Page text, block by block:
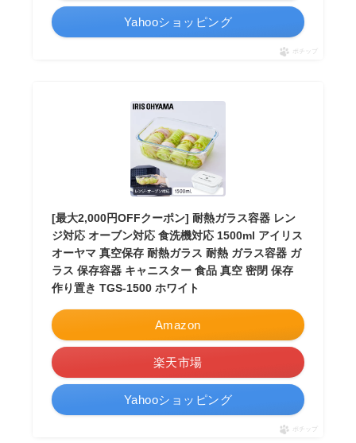
Yahooショッピング
ポチップ
[最大2,000円OFFクーポン] 耐熱ガラス容器 レン
ジ対応 オーブン対応 食洗機対応 1500ml アイリス
オーヤマ 真空保存 耐熱ガラス 耐熱 ガラス容器 ガ
ラス 保存容器 キャニスター 食品 真空 密閉 保存
作り置き TGS-1500 ホワイト
Amazon
楽天市場
Yahooショッピング
ポチップ